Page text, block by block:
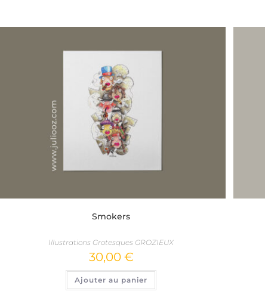
Smokers
Illustrations Grotesques GROZIEUX
30,00 €
Ajouter au panier